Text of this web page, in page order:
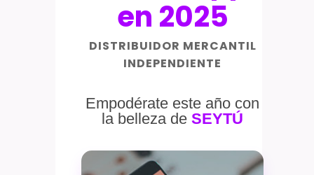
en 2025
DISTRIBUIDOR MERCANTIL
INDEPENDIENTE
Empodérate este año con
la belleza de SEYTÚ